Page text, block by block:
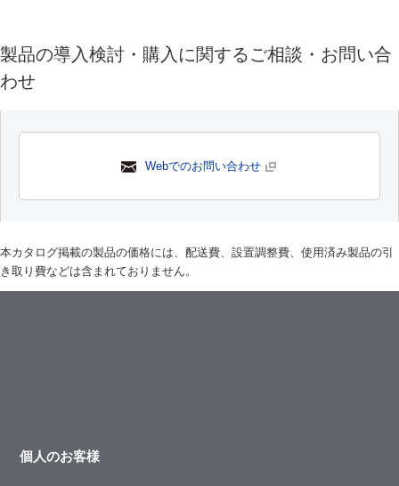
製品の導入検討・購入に関するご相談・お問い合
わせ
Webでのお問い合わせ
本カタログ掲載の製品の価格には、配送費、設置調整費、使用済み製品の引
き取り費などは含まれておりません。
個人のお客様